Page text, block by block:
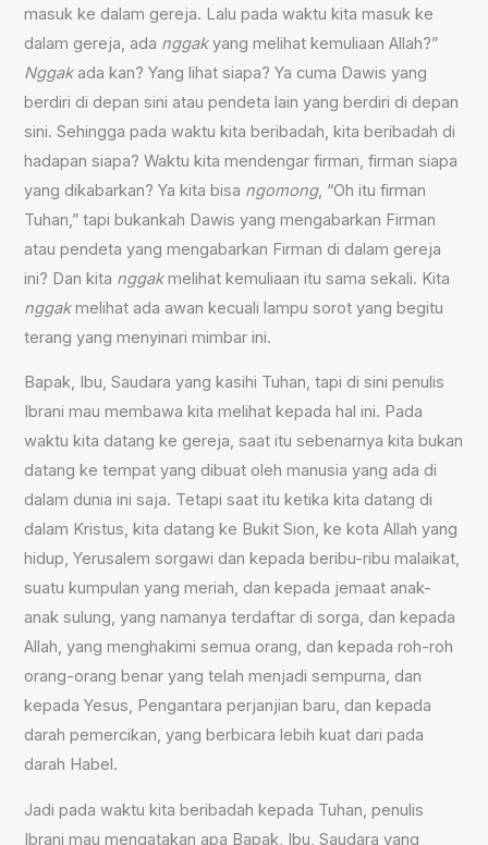
masuk ke dalam gereja. Lalu pada waktu kita masuk ke
dalam gereja, ada nggakyang melihat kemuliaan Allah?”
Nggakada kan? Yang lihat siapa? Ya cuma Dawis yang
berdiri di depan sini atau pendeta lain yang berdiri di depan
sini. Sehingga pada waktu kita beribadah, kita beribadah di
hadapan siapa? Waktu kita mendengar firman, firman siapa
yang dikabarkan? Ya kita bisa ngomong, “Oh itu firman
Tuhan,” tapi bukankah Dawis yang mengabarkan Firman
atau pendeta yang mengabarkan Firman di dalam gereja
ini? Dan kita nggakmelihat kemuliaan itu sama sekali. Kita
nggakmelihat ada awan kecuali lampu sorot yang begitu
terang yang menyinari mimbar ini.
Bapak, Ibu, Saudara yang kasihi Tuhan, tapi di sini penulis
Ibrani mau membawa kita melihat kepada hal ini. Pada
waktu kita datang ke gereja, saat itu sebenarnya kita bukan
datang ke tempat yang dibuat oleh manusia yang ada di
dalam dunia ini saja. Tetapi saat itu ketika kita datang di
dalam Kristus, kita datang ke Bukit Sion, ke kota Allah yang
hidup, Yerusalem sorgawi dan kepada beribu-ribu malaikat,
suatu kumpulan yang meriah, dan kepada jemaat anak-
anak sulung, yang namanya terdaftar di sorga, dan kepada
Allah, yang menghakimi semua orang, dan kepada roh-roh
orang-orang benar yang telah menjadi sempurna, dan
kepada Yesus, Pengantara perjanjian baru, dan kepada
darah pemercikan, yang berbicara lebih kuat dari pada
darah Habel.
Jadi pada waktu kita beribadah kepada Tuhan, penulis
Ibrani mau mengatakan apa Bapak, Ibu, Saudara yang